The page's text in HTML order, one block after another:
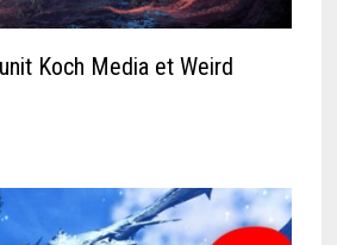
Koch Media et Weird